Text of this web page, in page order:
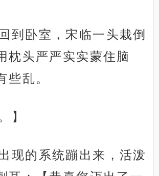
到卧室，宋临一头栽倒
枕头严严实实蒙住脑
些乱。
】
现的系统蹦出来，活泼